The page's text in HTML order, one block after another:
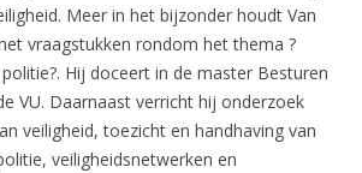
Meer in het bijzonder houdt Van
vraagstukken rondom het thema ?
Hij doceert in de master Besturen
VU. Daarnaast verricht hij onderzoek
veiligheid, toezicht en handhaving van
veiligheidsnetwerken en